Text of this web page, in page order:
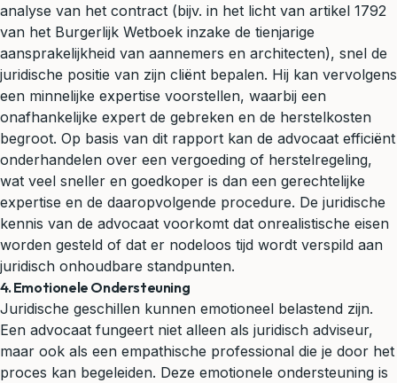
analyse van het contract (bijv. in het licht van artikel 1792
van het Burgerlijk Wetboek inzake de tienjarige
aansprakelijkheid van aannemers en architecten), snel de
juridische positie van zijn cliënt bepalen. Hij kan vervolgens
een minnelijke expertise voorstellen, waarbij een
onafhankelijke expert de gebreken en de herstelkosten
begroot. Op basis van dit rapport kan de advocaat efficiënt
onderhandelen over een vergoeding of herstelregeling,
wat veel sneller en goedkoper is dan een gerechtelijke
expertise en de daaropvolgende procedure. De juridische
kennis van de advocaat voorkomt dat onrealistische eisen
worden gesteld of dat er nodeloos tijd wordt verspild aan
juridisch onhoudbare standpunten.
4. Emotionele Ondersteuning
Juridische geschillen kunnen emotioneel belastend zijn.
Een advocaat fungeert niet alleen als juridisch adviseur,
maar ook als een empathische professional die je door het
proces kan begeleiden. Deze emotionele ondersteuning is